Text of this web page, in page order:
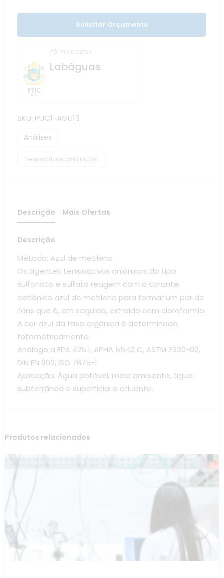
Solicitar Orçamento
fornecedor
Labáguas
SKU: PUC1-AGU13
Análises
Tensoativos aniônicos
Descrição Mais Ofertas
Descrição
Método: Azul de metileno
Os agentes tensioativos aniónicos do tipo
sulfonato e sulfato reagem com o corante
catiónico azul de metileno para formar um par de
iíons que é, em seguida, extraido com cloroformio.
A cor azul da fase orgânica é determinada
fotometricamente.
Análogo a EPA 425.1, APHA 5540 C, ASTM 2330-02,
DIN EN 903, ISO 7875-1
Aplicação: Água potável, meio ambiente, água
subterrânea e superficial e efluente.
Produtos relacionados